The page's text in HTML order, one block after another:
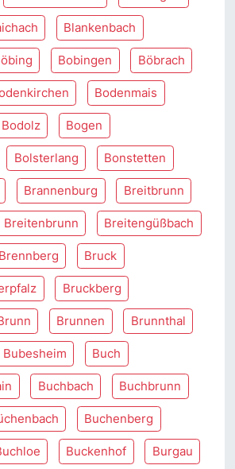
Blankenbach
Bobingen Böbrach
Bodenmais
Bodolz Bogen
Bolsterlang Bonstetten
Brannenburg Breitbrunn
Breitenbrunn Breitengüßbach
Brennberg Bruck
Bruckberg
Brunnen Brunnthal
Bubesheim Buch
Buchbach Buchbrunn
Buchenberg
Buckenhof Burgau